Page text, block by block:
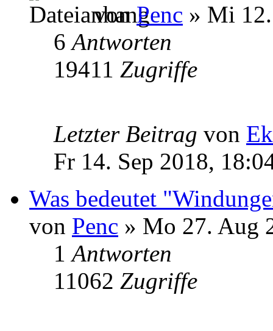
vonPenc » Mi
6Antworten
19411 Zugriffe
Letzter Beitrag von
Fr 14. Sep 2018,
Was bedeutet
von Penc » Mo 27. Aug
1Antworten
11062 Zugriffe